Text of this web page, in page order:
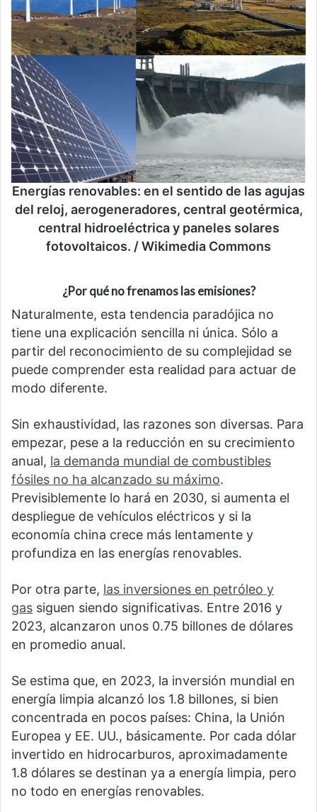
Energías renovables: en el sentido de las agujas
del reloj, aerogeneradores, central geotérmica,
central hidroeléctrica y paneles solares
fotovoltaicos. / Wikimedia Commons
¿Por qué no frenamos las emisiones?
Naturalmente, esta tendencia paradójica no
tiene una explicación sencilla ni única. Sólo a
partir del reconocimiento de su complejidad se
puede comprender esta realidad para actuar de
modo diferente.
Sin exhaustividad, las razones son diversas. Para
empezar, pese a la reducción en su crecimiento
anual, la demanda mundial de combustibles
fósiles no ha alcanzado su máximo.
Previsiblemente lo hará en 2030, si aumenta el
despliegue de vehículos eléctricos y si la
economía china crece más lentamente y
profundiza en las energías renovables.
Por otra parte, las inversiones en petróleo y
gas siguen siendo significativas. Entre 2016 y
2023, alcanzaron unos 0.75 billones de dólares
en promedio anual.
Se estima que, en 2023, la inversión mundial en
energía limpia alcanzó los 1.8 billones, si bien
concentrada en pocos países: China, la Unión
Europea y EE. UU., básicamente. Por cada dólar
invertido en hidrocarburos, aproximadamente
1.8 dólares se destinan ya a energía limpia, pero
no todo en energías renovables.